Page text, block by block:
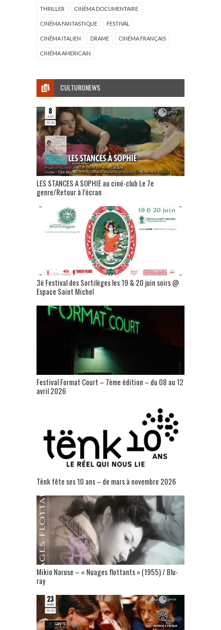
THRILLER CINÉMA DOCUMENTAIRE
CINÉMA FANTASTIQUE FESTIVAL
CINÉMA ITALIEN DRAME CINÉMA FRANÇAIS
CINÉMA AMERICAIN
CULTURONEWS
LES STANCES A SOPHIE au ciné-club Le 7e
genre/Retour à l’écran
3è Festival des Sortilèges les 19 & 20 juin soirs @
Espace Saint Michel
Festival Format Court – 7ème édition – du 08 au 12
avril 2026
Tënk fête ses 10 ans – de mars à novembre 2026
Mikio Naruse – « Nuages flottants » (1955) / Blu-
ray